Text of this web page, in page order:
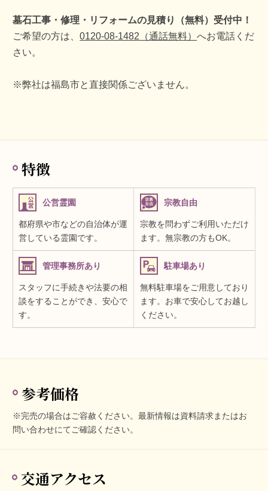
墓石工事・修理・リフォームの見積り（無料）受付中！
ご希望の方は、0120-08-1482（通話無料）へお電話くだ
さい。
※弊社は福島市と直接関係ございません。
特徴
公営霊園
都府県や市などの自治体が運
営している霊園です。
宗教自由
宗教を問わずご利用いただけ
ます。無宗教の方もOK。
管理事務所あり
スタッフに手続きや法要の相
談をすることができ、安心で
す。
駐車場あり
無料駐車場をご用意しており
ます。お車で安心してお越し
ください。
参考価格
※完売の場合はご容赦ください。最新情報は資料請求またはお
問い合わせにてご確認ください。
交通アクセス